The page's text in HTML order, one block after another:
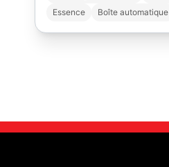
Essence
Boîte automatique